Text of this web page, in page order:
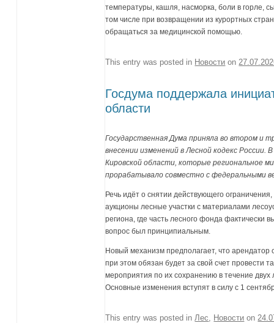
температуры, кашля, насморка, боли в горле,
том числе при возвращении из курортных
обращаться за медицинской помощью.
This entry was posted in Новости on
Госдума поддержала
области
Государственная Дума приняла во втором и
внесении изменений в Лесной кодекс России.
Кировской области, которые региональное
прорабатывало совместно с федеральными
Речь идёт о снятии действующего
аукционы лесные участки с материалами
региона, где часть лесного фонда фактически
вопрос был принципиальным.
Новый механизм предполагает, что арендатор
при этом обязан будет за свой счет провести
мероприятия по их сохранению в течение
Основные изменения вступят в силу с 1
This entry was posted in Лес Новости on